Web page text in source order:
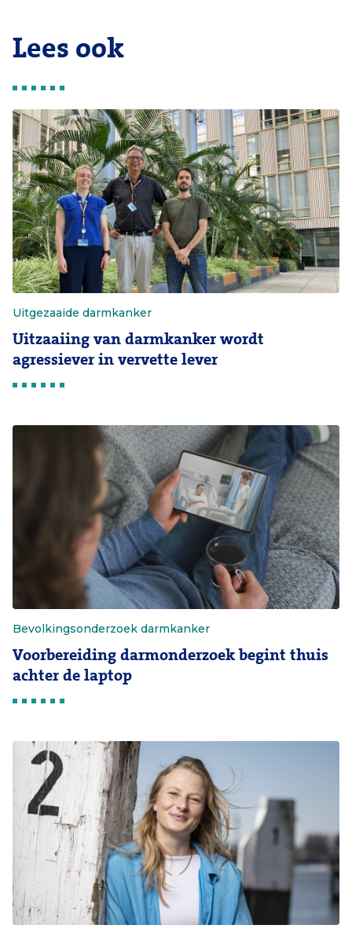
Lees ook
Uitgezaaide darmkanker
Uitzaaiing van darmkanker wordt
agressiever in vervette lever
Bevolkingsonderzoek darmkanker
Voorbereiding darmonderzoek begint thuis
achter de laptop